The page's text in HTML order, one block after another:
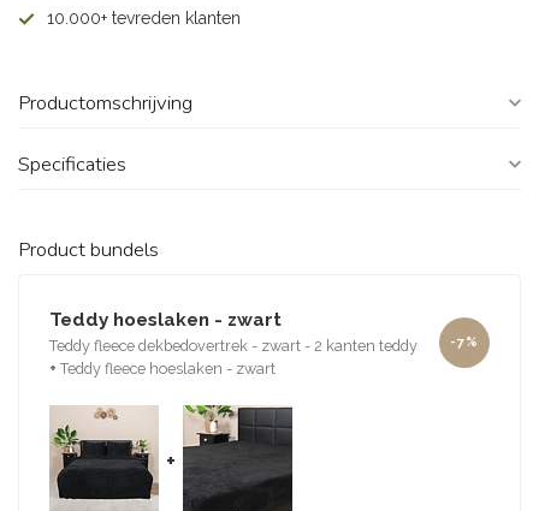
10.000+ tevreden klanten
Productomschrijving
Specificaties
Product bundels
Teddy hoeslaken - zwart
Teddy fleece dekbedovertrek - zwart - 2 kanten teddy
+ Teddy fleece hoeslaken - zwart
-7%
+